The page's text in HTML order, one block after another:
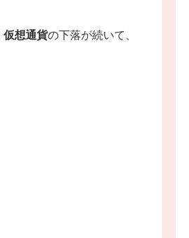
仮想通貨の下落が続いて、